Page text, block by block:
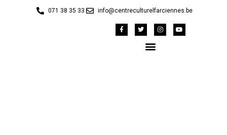
071 38 35 33 info@centreculturelfarciennes.be